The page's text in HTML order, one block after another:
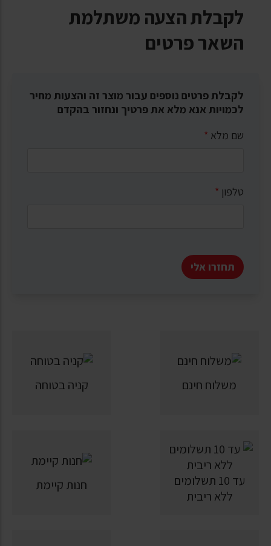
לקבלת הצעה משתלמת
השאר פרטים
לקבלת פרטים נוספים עבור מוצר זה והצעות מחיר
לכמויות אנא מלא את פרטיך ונחזור בהקדם
שם מלא *
טלפון *
תחזרו אלי
משלוח חינם קניה בטוחה
עד 10 תשלומים
ללא ריבית
חנות קיימת